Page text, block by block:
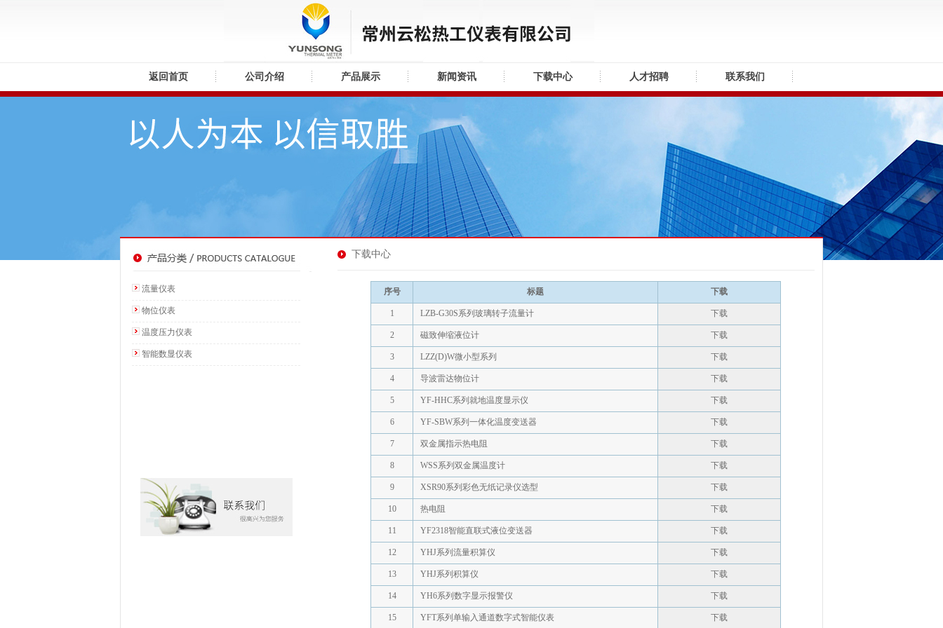
返回首页 公司介绍 产品展示 新闻资讯 下载中心 人才招聘 联系我们
流量仪表
物位仪表
温度压力仪表
智能数显仪表
下载中心
序号 标题 下载
1 LZB-G30S系列玻璃转子流量计 下载
2 磁致伸缩液位计 下载
3 LZZ(D)W微小型系列 下载
4 导波雷达物位计 下载
5 YF-HHC系列就地温度显示仪 下载
6 YF-SBW系列一体化温度变送器 下载
7 双金属指示热电阻 下载
8 WSS系列双金属温度计 下载
9 XSR90系列彩色无纸记录仪选型 下载
10 热电阻 下载
11 YF2318智能直联式液位变送器 下载
12 YHJ系列流量积算仪 下载
13 YHJ系列积算仪 下载
14 YH6系列数字显示报警仪 下载
15 YFT系列单输入通道数字式智能仪表 下载